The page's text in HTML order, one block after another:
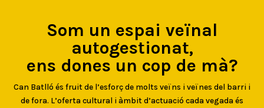
Som un espai veïnal
autogestionat,
ens dones un cop de mà?
Can Batlló és fruit de l’esforç de molts veïns i veïnes del barri i
de fora. L’oferta cultural i àmbit d’actuació cada vegada és